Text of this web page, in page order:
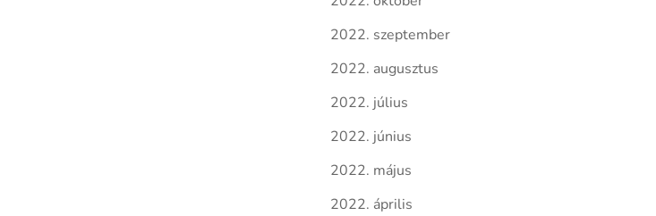
2022. szeptember
2022. augusztus
2022. július
2022. június
2022. május
2022. április